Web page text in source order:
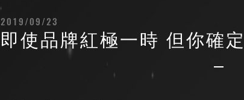
2019/09/23
即使品牌紅極一時 但你確